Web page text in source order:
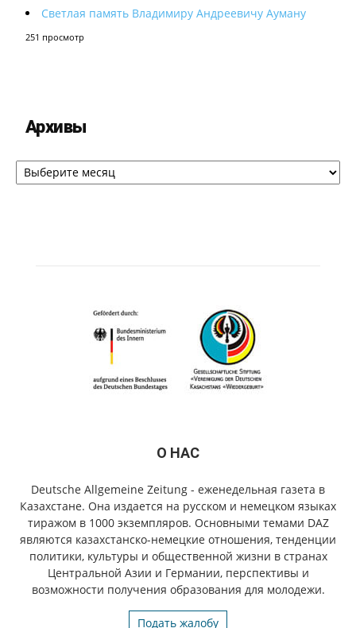
Светлая память Владимиру Андреевичу Ауману
251 просмотр
Архивы
Архивы
О НАС
Deutsche Allgemeine Zeitung - еженедельная газета в
Казахстане. Она издается на русском и немецком языках
тиражом в 1000 экземпляров. Основными темами DAZ
являются казахстанско-немецкие отношения, тенденции
политики, культуры и общественной жизни в странах
Центральной Азии и Германии, перспективы и
возможности получения образования для молодежи.
Подать жалобу